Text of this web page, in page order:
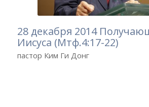
28 декабря 2014
Иисуса (Мтф.4:17-22)
пастор Ким Ги Донг